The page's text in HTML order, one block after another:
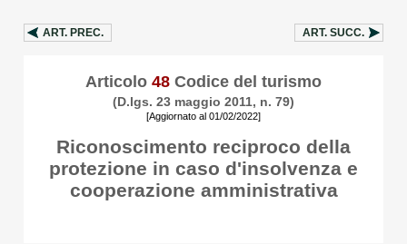
ART. PREC. ART. SUCC.
Articolo 48 Codice del turismo
(D.lgs. 23 maggio 2011, n. 79)
[Aggiornato al 01/02/2022]
Riconoscimento reciproco della
protezione in caso d'insolvenza e
cooperazione amministrativa